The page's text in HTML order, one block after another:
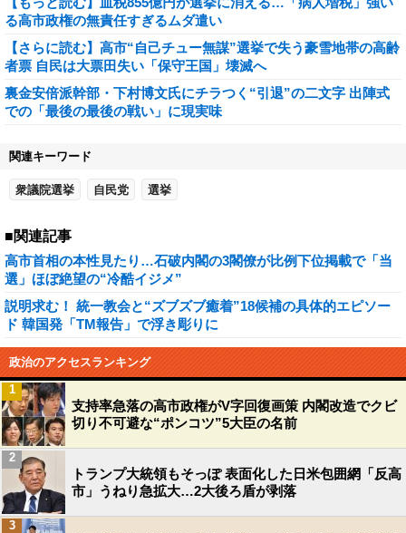
る高市政権の無責任すぎるムダ遣い
【さらに読む】高市“自己チュー無謀”選挙で失う豪雪地帯の高齢
者票 自民は大票田失い「保守王国」壊滅へ
裏金安倍派幹部・下村博文氏にチラつく“引退”の二文字 出陣式
での「最後の最後の戦い」に現実味
関連キーワード
衆議院選挙 自民党 選挙
■関連記事
高市首相の本性見たり…石破内閣の3閣僚が比例下位掲載で「当
選」ほぼ絶望の“冷酷イジメ”
説明求む！ 統一教会と“ズブズブ癒着”18候補の具体的エピソー
ド 韓国発「TM報告」で浮き彫りに
政治のアクセスランキング
支持率急落の高市政権がV字回復画策 内閣改造でクビ
切り不可避な“ポンコツ”5大臣の名前
1
トランプ大統領もそっぽ 表面化した日米包囲網「反高
市」うねり急拡大…2大後ろ盾が剥落
2
3